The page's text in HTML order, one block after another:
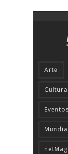
Arte
Cultura
Eventos